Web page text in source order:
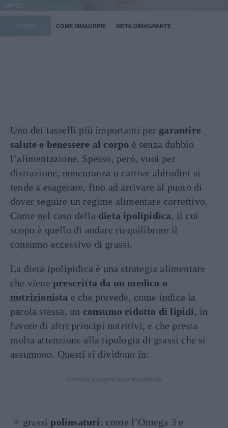
COME DIMAGRIRE DIETA DIMAGRANTE
Uno dei tasselli più importanti per garantire
salute e benessere al corpo è senza dubbio
l’alimentazione. Spesso, però, vuoi per
distrazione, noncuranza o cattive abitudini si
tende a esagerare, fino ad arrivare al punto di
dover seguire un regime alimentare correttivo.
Come nel caso della dieta ipolipidica, il cui
scopo è quello di andare riequilibrare il
consumo eccessivo di grassi.
La dieta ipolipidica è una strategia alimentare
che viene prescritta da un medico o
nutrizionista e che prevede, come indica la
parola stessa, un consumo ridotto di lipidi, in
favore di altri principi nutritivi, e che presta
molta attenzione alla tipologia di grassi che si
assumono. Questi si dividono in:
grassi polinsaturi : come l’Omega 3 e